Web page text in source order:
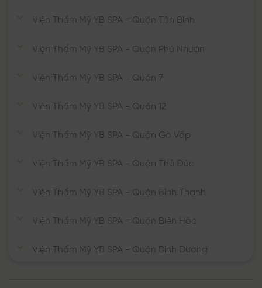
Viện Thẩm Mỹ YB SPA - Quận Tân Bình
Viện Thẩm Mỹ YB SPA - Quận Phú Nhuận
Viện Thẩm Mỹ YB SPA - Quận 7
Viện Thẩm Mỹ YB SPA - Quận 12
Viện Thẩm Mỹ YB SPA - Quận Gò Vấp
Viện Thẩm Mỹ YB SPA - Quận Thủ Đức
Viện Thẩm Mỹ YB SPA - Quận Bình Thạnh
Viện Thẩm Mỹ YB SPA - Quận Biên Hòa
Viện Thẩm Mỹ YB SPA - Quận Bình Dương